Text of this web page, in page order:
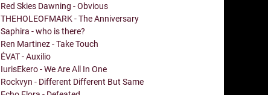
Red Skies Dawning - Obvious
THEHOLEOFMARK - The Anniversary
Saphira - who is there?
Ren Martinez - Take Touch
ÉVAT - Auxilio
IurisEkero - We Are All In One
Rockvyn - Different Different But Same